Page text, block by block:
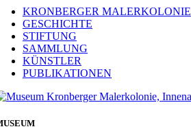
NavigationKRONBERGER MALERKOLONIE
GESCHICHTE
STIFTUNG
SAMMLUNG
KÜNSTLER
PUBLIKATIONEN